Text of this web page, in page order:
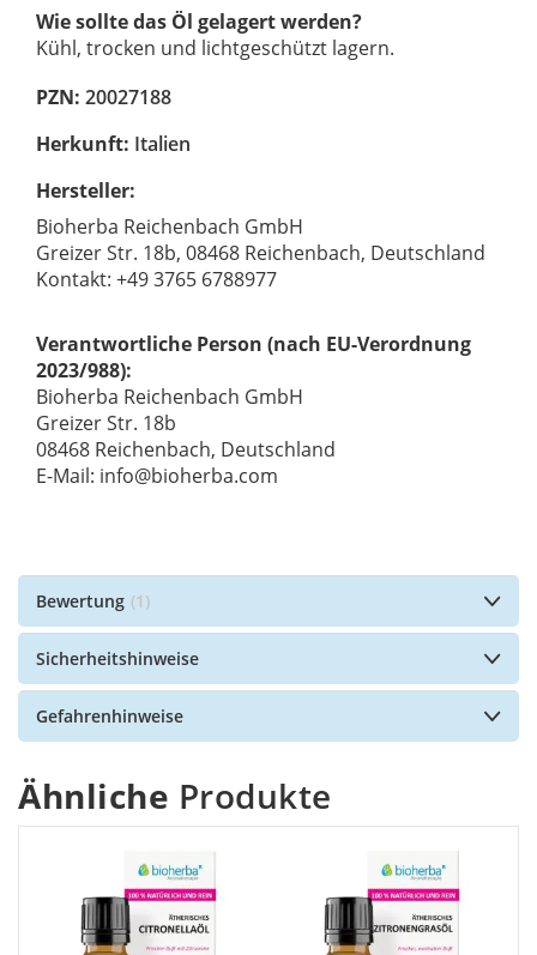
Wie sollte das Öl gelagert werden?
Kühl, trocken und lichtgeschützt lagern.
PZN: 20027188
Herkunft: Italien
Hersteller:
Bioherba Reichenbach GmbH
Greizer Str. 18b, 08468 Reichenbach, Deutschland
Kontakt: +49 3765 6788977
Verantwortliche Person (nach EU-Verordnung
2023/988):
Bioherba Reichenbach GmbH
Greizer Str. 18b
08468 Reichenbach, Deutschland
E-Mail: info@bioherba.com
Bewertung 1
Sicherheitshinweise
Gefahrenhinweise
Ähnliche Produkte